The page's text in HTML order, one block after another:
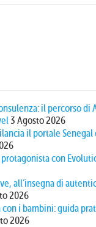
il percorso di
3 Agosto 2026
il portale
con
all’insegna di
2026
i bambini: guida
2026